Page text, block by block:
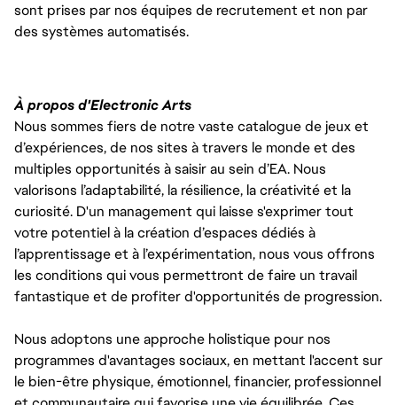
sont prises par nos équipes de recrutement et non par
des systèmes automatisés.
À propos d'Electronic Arts
Nous sommes fiers de notre vaste catalogue de jeux et
d’expériences, de nos sites à travers le monde et des
multiples opportunités à saisir au sein d’EA. Nous
valorisons l’adaptabilité, la résilience, la créativité et la
curiosité. D'un management qui laisse s'exprimer tout
votre potentiel à la création d’espaces dédiés à
l’apprentissage et à l’expérimentation, nous vous offrons
les conditions qui vous permettront de faire un travail
fantastique et de profiter d'opportunités de progression.
Nous adoptons une approche holistique pour nos
programmes d'avantages sociaux, en mettant l'accent sur
le bien-être physique, émotionnel, financier, professionnel